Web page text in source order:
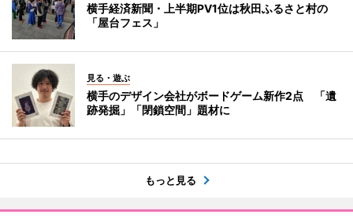
横手経済新聞・上半期PV1位は秋田ふるさと村の
「屋台フェス」
見る・遊ぶ
横手のデザイン会社がボードゲーム新作2点 「遺
跡発掘」「閉鎖空間」題材に
もっと見る